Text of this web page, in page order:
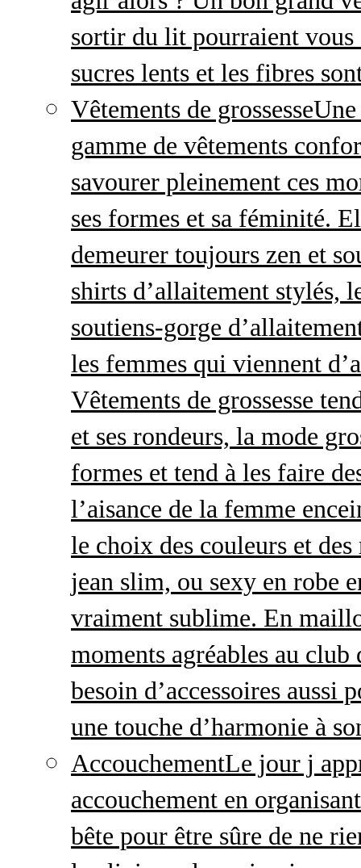
sortir du lit pourraient vous
sucres lents et les fibres
Vêtements de grossesseUne
gamme de vêtements
savourer pleinement ces
ses formes et sa féminité.
demeurer toujours zen et
shirts d’allaitement stylés,
soutiens-gorge
les femmes qui viennent
Vêtements de grossesse
et ses rondeurs, la mode
formes et tend à les faire
l’aisance de la femme
le choix des couleurs et
jean slim, ou sexy en robe
vraiment sublime. En
moments agréables au
besoin d’accessoires aussi
une touche d’harmonie à
AccouchementLe jour j
accouchement en
bête pour être sûre de ne